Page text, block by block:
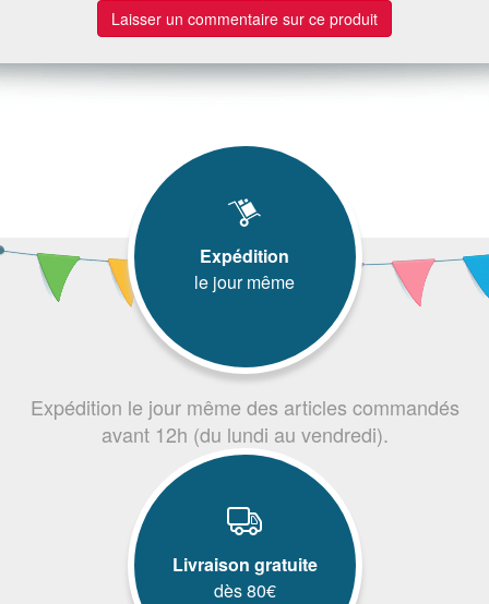
Laisser un commentaire sur ce produit
Expédition
le jour même
Expédition le jour même des articles commandés
avant 12h (du lundi au vendredi).
Livraison gratuite
dès 80€